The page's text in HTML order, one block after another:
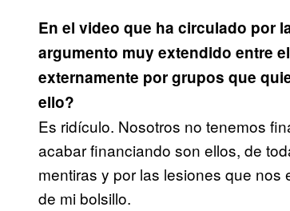
En el video que ha circulado por
argumento muy extendido entre
externamente por grupos que
ello?
Es ridículo. Nosotros no tenemos
acabar financiando son ellos, de
mentiras y por las lesiones que
de mi bolsillo.